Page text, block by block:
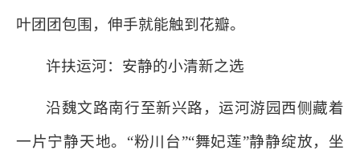
叶团团包围，伸手就能触到花瓣。
许扶运河：安静的小清新之选
沿魏文路南行至新兴路，运河游园西侧藏着
一片宁静天地。“粉川台”“舞妃莲”静静绽放，坐